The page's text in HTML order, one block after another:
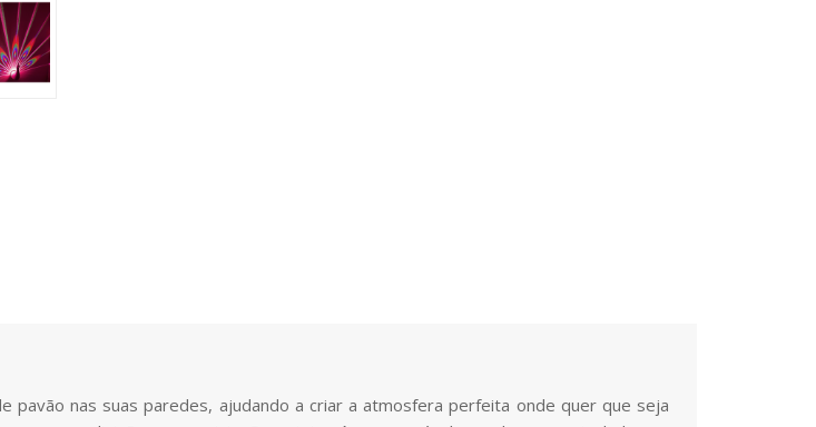
nas suas paredes, ajudando a criar a atmosfera perfeita onde quer que seja